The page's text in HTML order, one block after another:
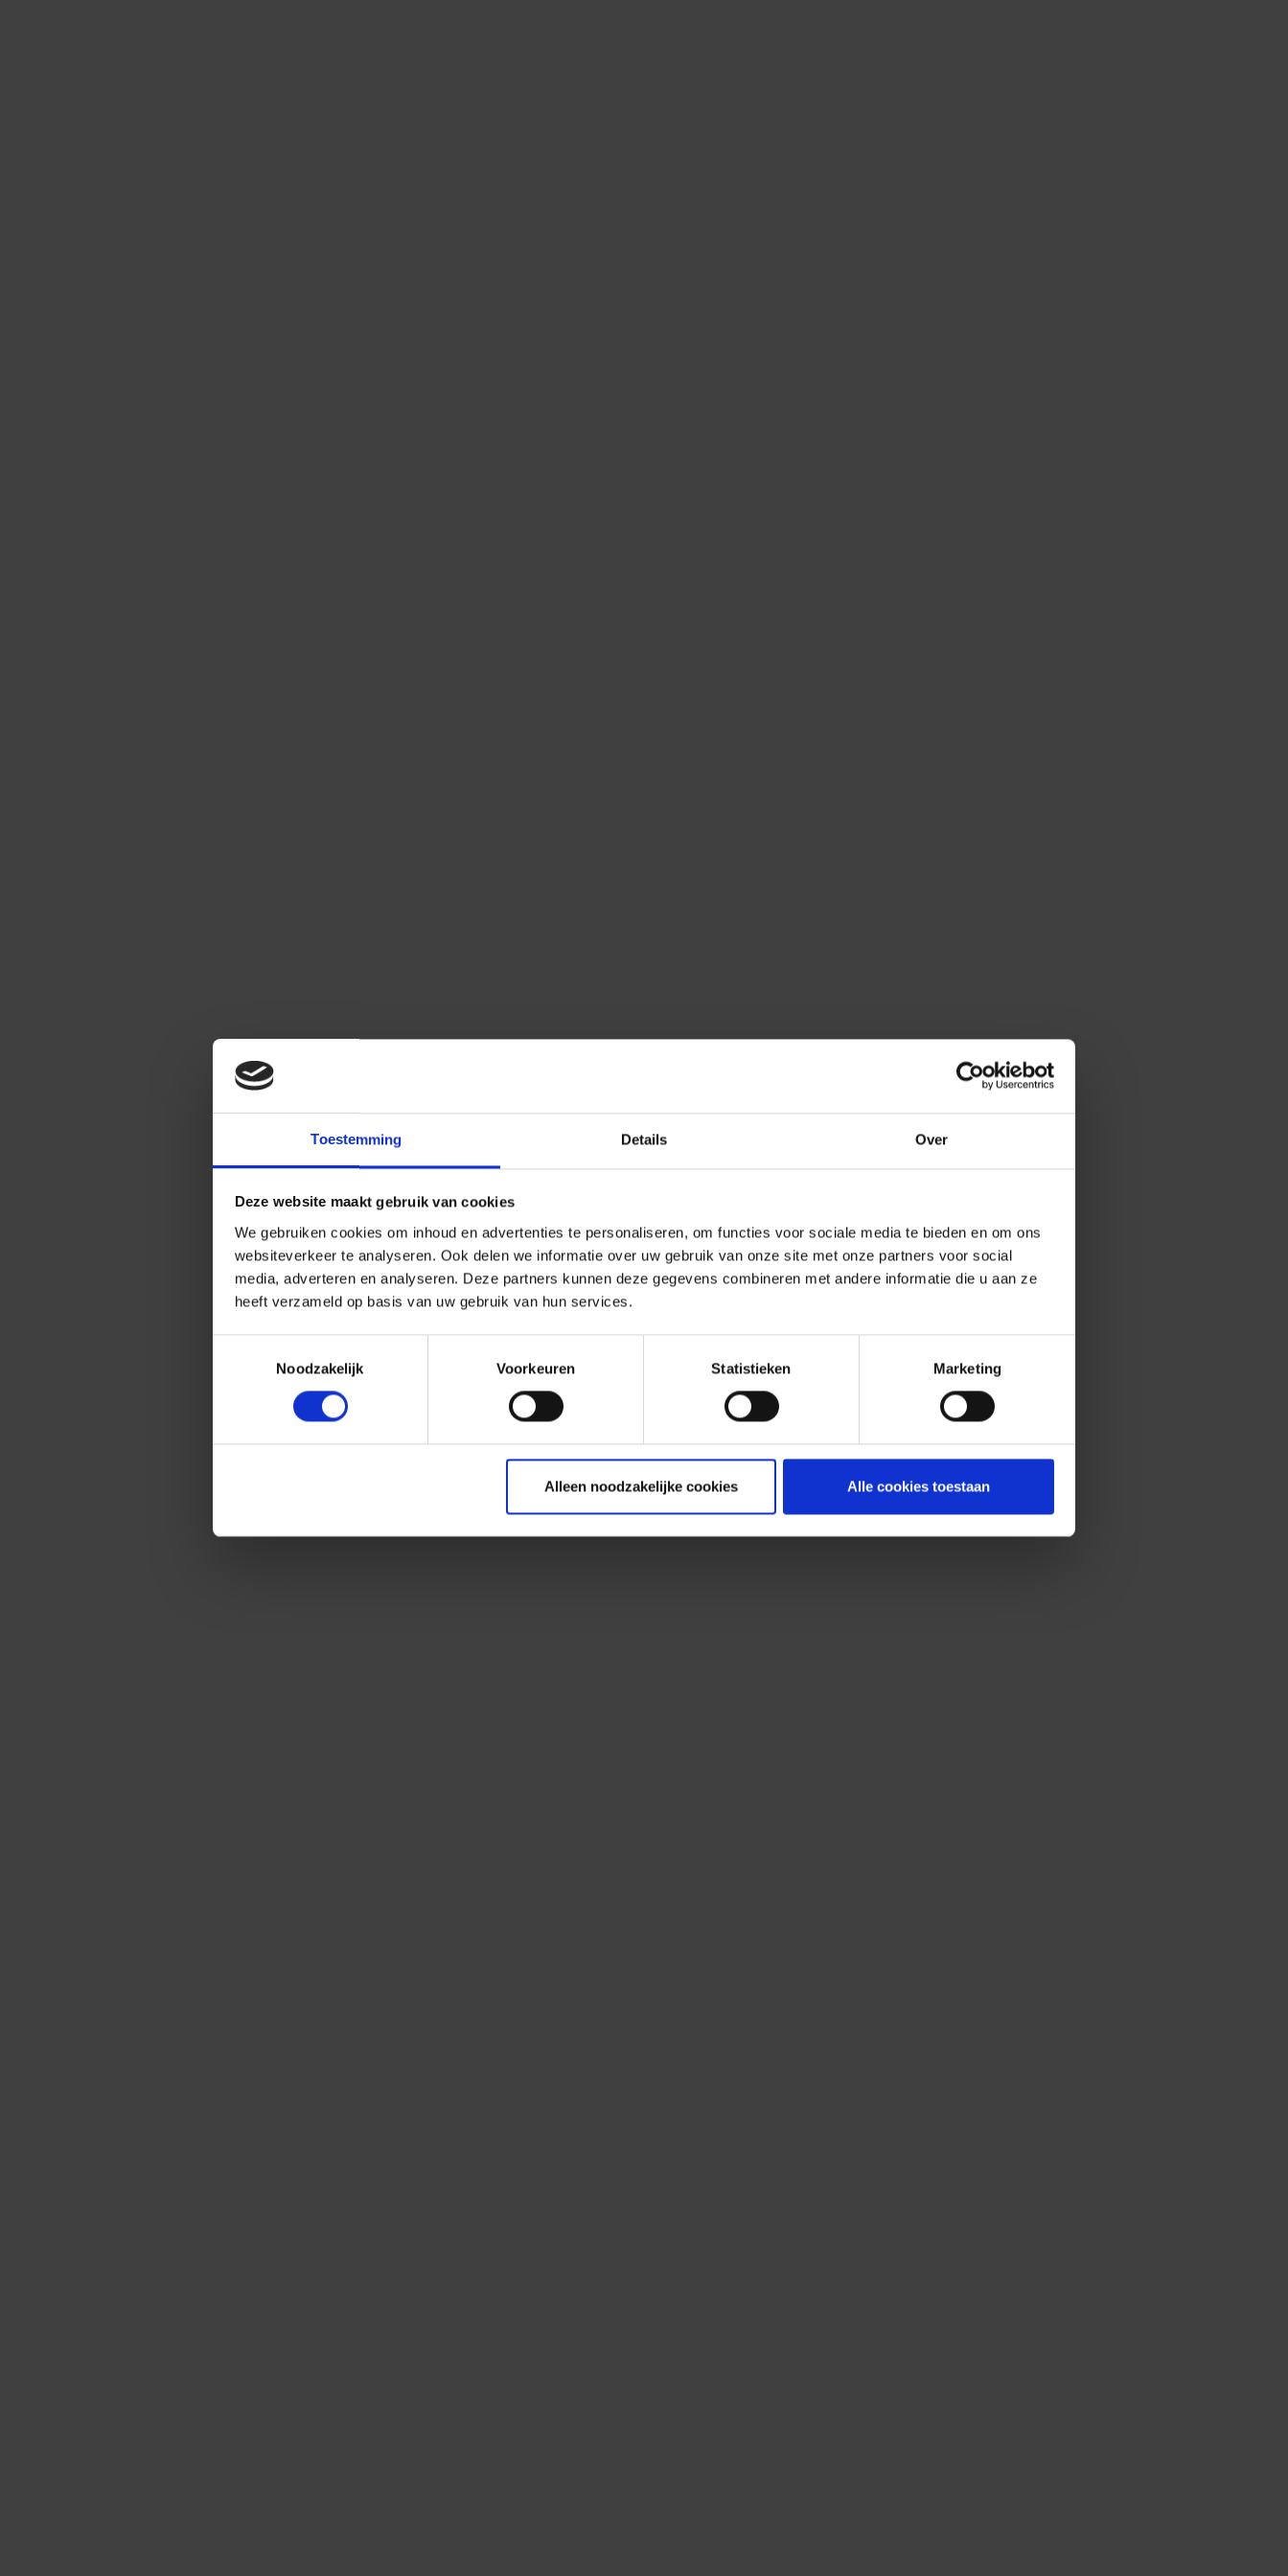
Toestemming Details Over
Deze website maakt gebruik van cookies
We gebruiken cookies om inhoud en advertenties te personaliseren, om functies voor sociale media te bieden en om ons
websiteverkeer te analyseren. Ook delen we informatie over uw gebruik van onze site met onze partners voor social
media, adverteren en analyseren. Deze partners kunnen deze gegevens combineren met andere informatie die u aan ze
heeft verzameld op basis van uw gebruik van hun services.
Noodzakelijk
Voorkeuren Statistieken Marketing
Alleen noodzakelijke cookies Alle cookies toestaan